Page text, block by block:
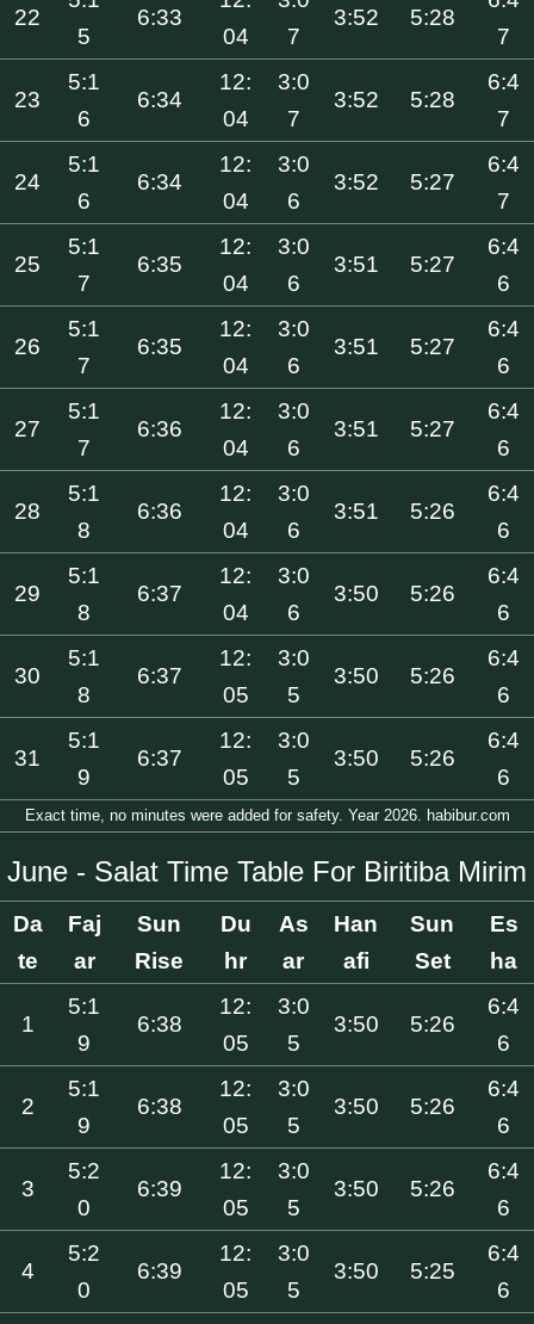
22
5
6:33
04
7
3:52 5:28
7
23
5:1
6
6:34
12:
04
3:0
7
3:52 5:28
6:4
7
24
5:1
6
6:34
12:
04
3:0
6
3:52 5:27
6:4
7
25
5:1
7
6:35
12:
04
3:0
6
3:51 5:27
6:4
6
26
5:1
7
6:35
12:
04
3:0
6
3:51 5:27
6:4
6
27
5:1
7
6:36
12:
04
3:0
6
3:51 5:27
6:4
6
28
5:1
8
6:36
12:
04
3:0
6
3:51 5:26
6:4
6
29
5:1
8
6:37
12:
04
3:0
6
3:50 5:26
6:4
6
30
5:1
8
6:37
12:
05
3:0
5
3:50 5:26
6:4
6
31
5:1
9
6:37
12:
05
3:0
5
3:50 5:26
6:4
6
Exact time, no minutes were added for safety. Year 2026. habibur.com
June - Salat Time Table For Biritiba Mirim
Da
te
Faj
ar
Sun
Rise
Du
hr
As
ar
Han
afi
Sun
Set
Es
ha
1
5:1
9
6:38
12:
05
3:0
5
3:50 5:26
6:4
6
2
5:1
9
6:38
12:
05
3:0
5
3:50 5:26
6:4
6
3
5:2
0
6:39
12:
05
3:0
5
3:50 5:26
6:4
6
4
5:2
0
6:39
12:
05
3:0
5
3:50 5:25
6:4
6